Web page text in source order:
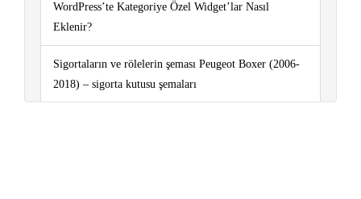
WordPress’te Kategoriye Özel Widget’lar Nasıl
Eklenir?
Sigortaların ve rölelerin şeması Peugeot Boxer (2006-
2018) – sigorta kutusu şemaları